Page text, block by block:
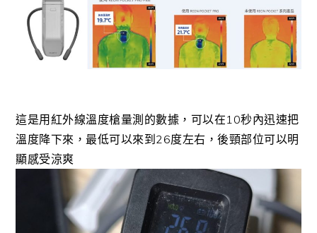
這是用紅外線溫度槍量測的數據，可以在10秒內迅速把
溫度降下來，最低可以來到26度左右，後頸部位可以明
顯感受涼爽